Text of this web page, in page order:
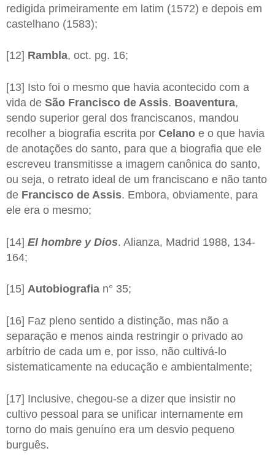
redigida primeiramente em latim (1572) e depois em
castelhano (1583);
[12] Rambla, oct. pg. 16;
[13] Isto foi o mesmo que havia acontecido com a
vida de São Francisco de Assis. Boaventura,
sendo superior geral dos franciscanos, mandou
recolher a biografia escrita por Celano e o que havia
de anotações do santo, para que a biografia que ele
escreveu transmitisse a imagem canônica do santo,
ou seja, o retrato ideal de um franciscano e não tanto
de Francisco de Assis. Embora, obviamente, para
ele era o mesmo;
[14] El hombre y Dios. Alianza, Madrid 1988, 134-
164;
[15] Autobiografia n° 35;
[16] Faz pleno sentido a distinção, mas não a
separação e menos ainda restringir o privado ao
arbítrio de cada um e, por isso, não cultivá-lo
sistematicamente na educação e ambientalmente;
[17] Inclusive, chegou-se a dizer que insistir no
cultivo pessoal para se unificar internamente em
torno do mais genuíno era um desvio pequeno
burguês.